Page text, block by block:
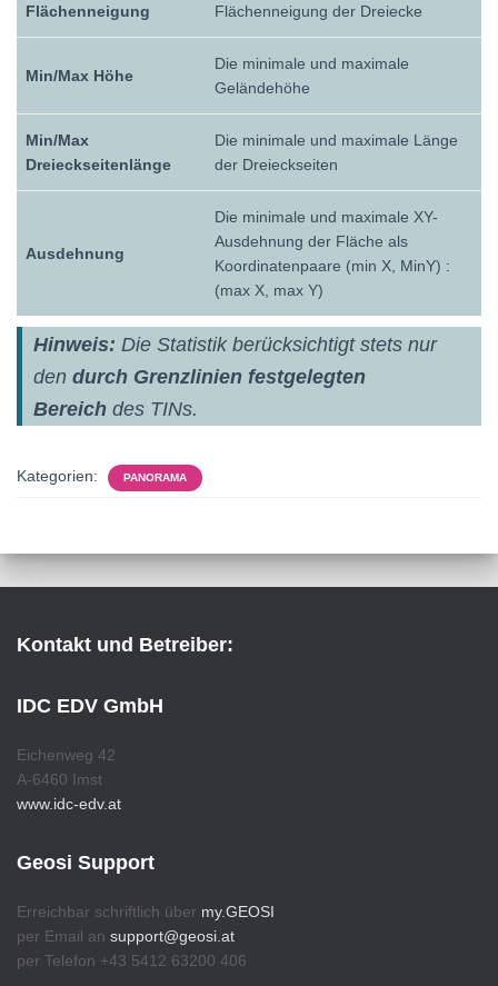
Flächenneigung
Flächenneigung der Dreiecke
Min/Max Höhe
Die minimale und maximale
Geländehöhe
Min/Max
Dreieckseitenlänge
Die minimale und maximale Länge
der Dreieckseiten
Ausdehnung
Die minimale und maximale XY-
Ausdehnung der Fläche als
Koordinatenpaare (min X, MinY) :
(max X, max Y)
Hinweis: Die Statistik berücksichtigt stets nur
den durch Grenzlinien festgelegten
Bereich des TINs.
Kategorien: PANORAMA
Kontakt und Betreiber:
IDC EDV GmbH
Eichenweg 42
A-6460 Imst
www.idc-edv.at
Geosi Support
Erreichbar schriftlich über my.GEOSI
per Email an support@geosi.at
per Telefon +43 5412 63200 406